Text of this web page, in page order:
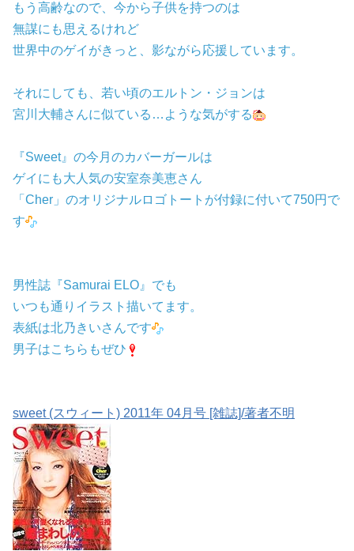
もう高齢なので、今から子供を持つのは
無謀にも思えるけれど
世界中のゲイがきっと、影ながら応援しています。
それにしても、若い頃のエルトン・ジョンは
宮川大輔さんに似ている…ような気がする
『Sweet』の今月のカバーガールは
ゲイにも大人気の安室奈美恵さん
「Cher」のオリジナルロゴトートが付録に付いて750円で
す
男性誌『Samurai ELO』でも
いつも通りイラスト描いてます。
表紙は北乃きいさんです
男子はこちらもぜひ
sweet (スウィート) 2011年 04月号 [雑誌]/著者不明